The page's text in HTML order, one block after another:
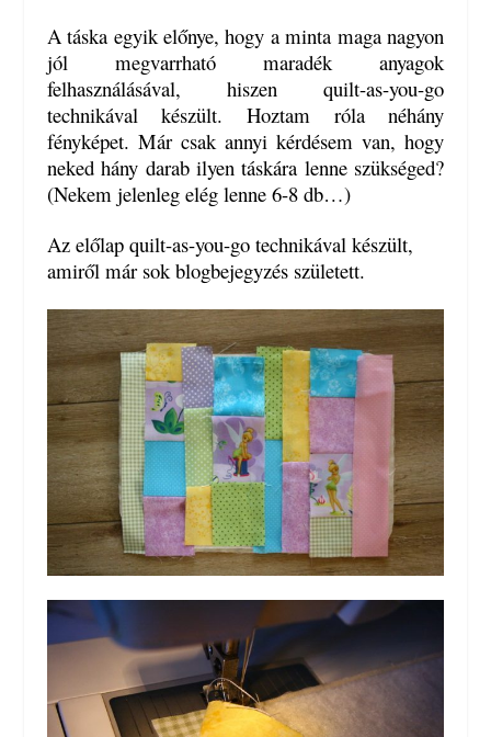
A táska egyik előnye, hogy a minta maga nagyon
jól megvarrható maradék anyagok
felhasználásával, hiszen quilt-as-you-go
technikával készült. Hoztam róla néhány
fényképet. Már csak annyi kérdésem van, hogy
neked hány darab ilyen táskára lenne szükséged?
(Nekem jelenleg elég lenne 6-8 db…)
Az előlap quilt-as-you-go technikával készült,
amiről már sok blogbejegyzés született.